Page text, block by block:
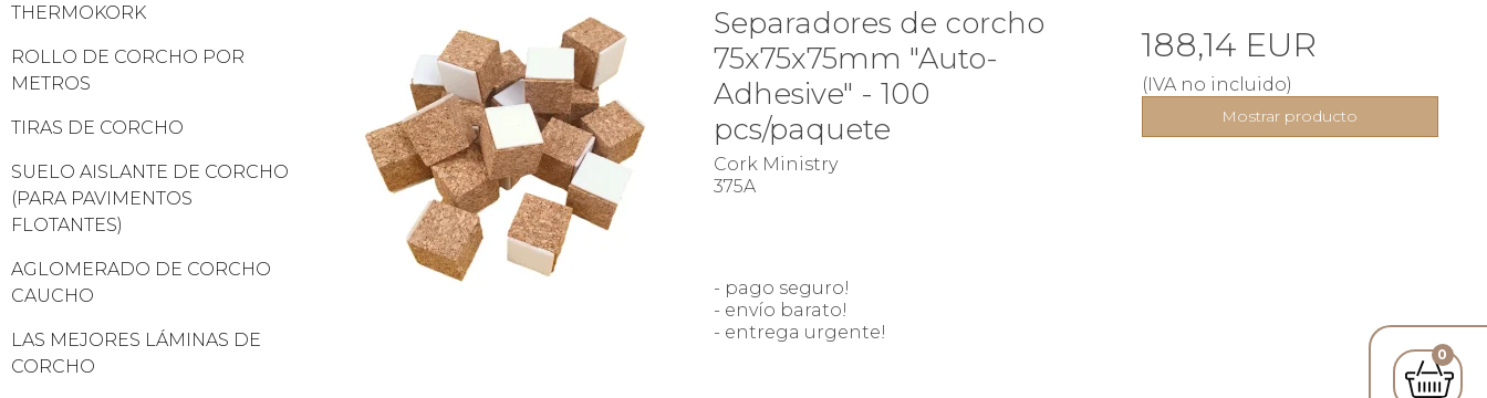
0
THERMOKORK
ROLLO DE CORCHO POR
METROS
TIRAS DE CORCHO
SUELO AISLANTE DE CORCHO
(PARA PAVIMENTOS
FLOTANTES)
AGLOMERADO DE CORCHO
CAUCHO
LAS MEJORES LÁMINAS DE
CORCHO
Separadores de corcho
75x75x75mm "Auto-
Adhesive" - 100
pcs/paquete
Cork Ministry
375A
- pago seguro!
- envío barato!
- entrega urgente!
188,14 EUR
(IVA no incluido)
Mostrar producto